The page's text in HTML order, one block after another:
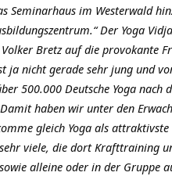
Seminarhaus im Westerwald
Der Yoga
Bretz auf die provokante
ja nicht gerade sehr jung und
500.000 Deutsche Yoga
haben wir unter den
gleich Yoga als
viele, die dort Krafttraining
alleine oder in der Gruppe